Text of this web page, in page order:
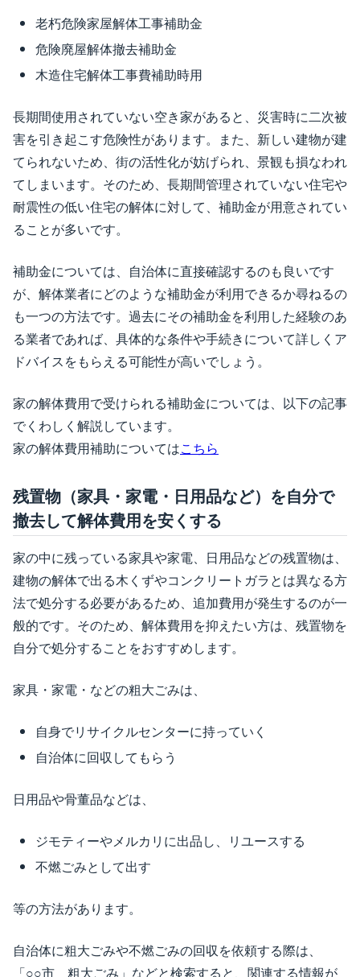
老朽危険家屋解体工事補助金
危険廃屋解体撤去補助金
木造住宅解体工事費補助時用
長期間使用されていない空き家があると、災害時に二次被
害を引き起こす危険性があります。また、新しい建物が建
てられないため、街の活性化が妨げられ、景観も損なわれ
てしまいます。そのため、長期間管理されていない住宅や
耐震性の低い住宅の解体に対して、補助金が用意されてい
ることが多いです。
補助金については、自治体に直接確認するのも良いです
が、解体業者にどのような補助金が利用できるか尋ねるの
も一つの方法です。過去にその補助金を利用した経験のあ
る業者であれば、具体的な条件や手続きについて詳しくア
ドバイスをもらえる可能性が高いでしょう。
家の解体費用で受けられる補助金については、以下の記事
でくわしく解説しています。
家の解体費用補助についてはこちら
残置物（家具・家電・日用品など）を自分で
撤去して解体費用を安くする
家の中に残っている家具や家電、日用品などの残置物は、
建物の解体で出る木くずやコンクリートガラとは異なる方
法で処分する必要があるため、追加費用が発生するのが一
般的です。そのため、解体費用を抑えたい方は、残置物を
自分で処分することをおすすめします。
家具・家電・などの粗大ごみは、
自身でリサイクルセンターに持っていく
自治体に回収してもらう
日用品や骨董品などは、
ジモティーやメルカリに出品し、リユースする
不燃ごみとして出す
等の方法があります。
自治体に粗大ごみや不燃ごみの回収を依頼する際は、
「○○市 粗大ごみ」などと検索すると、関連する情報が